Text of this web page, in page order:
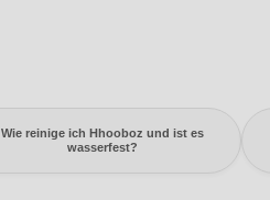
Wie reinige ich Hhooboz und ist es
wasserfest?